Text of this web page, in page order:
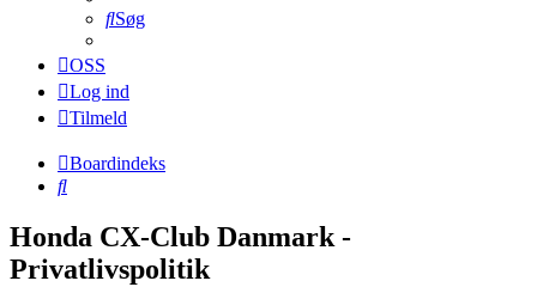
Søg
OSS
Log ind
Tilmeld
Boardindeks
Søg
Honda CX-Club Danmark -
Privatlivspolitik